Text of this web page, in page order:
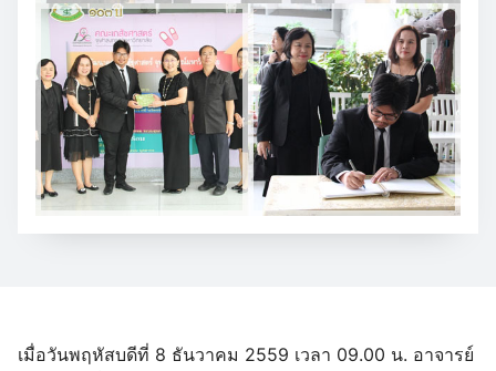
เมื่อวันพฤหัสบดีที่ 8 ธันวาคม 2559 เวลา 09.00 น. อาจารย์